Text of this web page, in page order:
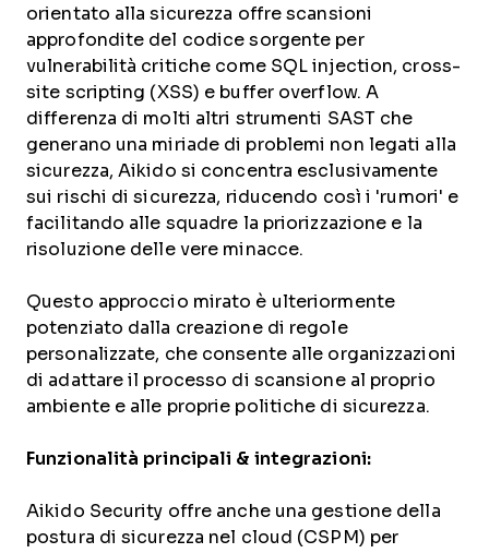
orientato alla sicurezza offre scansioni
approfondite del codice sorgente per
vulnerabilità critiche come SQL injection, cross-
site scripting (XSS) e buffer overflow. A
differenza di molti altri strumenti SAST che
generano una miriade di problemi non legati alla
sicurezza, Aikido si concentra esclusivamente
sui rischi di sicurezza, riducendo così i 'rumori' e
facilitando alle squadre la priorizzazione e la
risoluzione delle vere minacce.
Questo approccio mirato è ulteriormente
potenziato dalla creazione di regole
personalizzate, che consente alle organizzazioni
di adattare il processo di scansione al proprio
ambiente e alle proprie politiche di sicurezza.
Funzionalità principali & integrazioni:
Aikido Security offre anche una gestione della
postura di sicurezza nel cloud (CSPM) per